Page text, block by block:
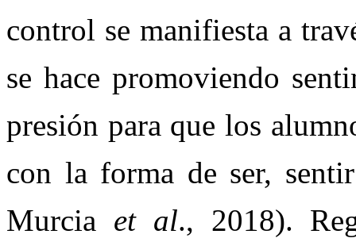
control se manifiesta a
se hace promoviendo
presión para que los
con la forma de ser,
Murcia et al., 2018).